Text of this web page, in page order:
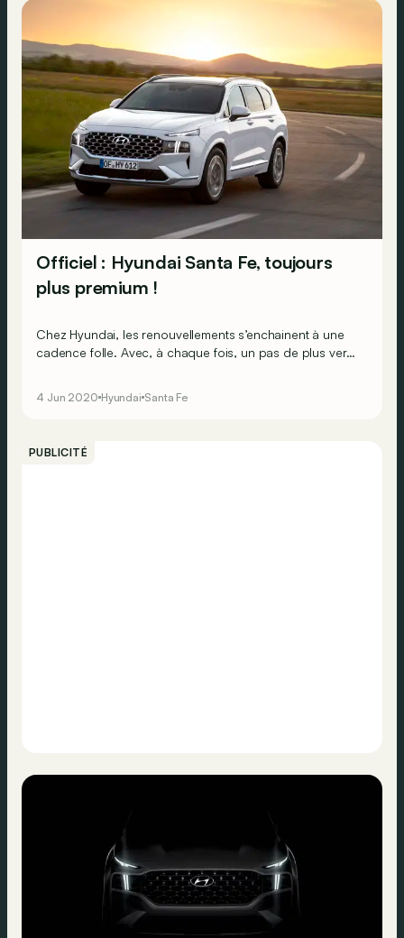
Officiel : Hyundai Santa Fe, toujours
plus premium !
Chez Hyundai, les renouvellements s’enchainent à une
cadence folle. Avec, à chaque fois, un pas de plus vers
4 Jun 2020 Hyundai Santa Fe
PUBLICITÉ